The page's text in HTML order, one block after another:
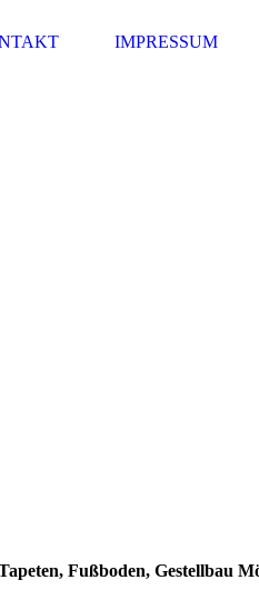
IMPRESSUM
Fußboden, Gestellbau